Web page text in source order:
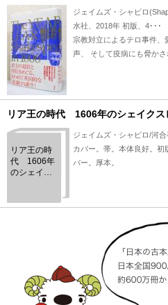
ジェイムズ・シャピロ
水社、2018年 初版、4･･･
宗教対立によるテロ事件、
声、 そして疫病にも脅か
舞台に、 『リア王』や『
にも探究し、 ジェイムズ
りますが、全体的に良好な
記の送料表、または価格表
い。 在庫検索用ワード：
哲学思想関係
リア王の時代 1606年のシェイクス
リア王の時
代 1606年
のシェイク
ジェイムズ・シャピロ/河
カバー。帯。本体良好。初
バー。厚本。